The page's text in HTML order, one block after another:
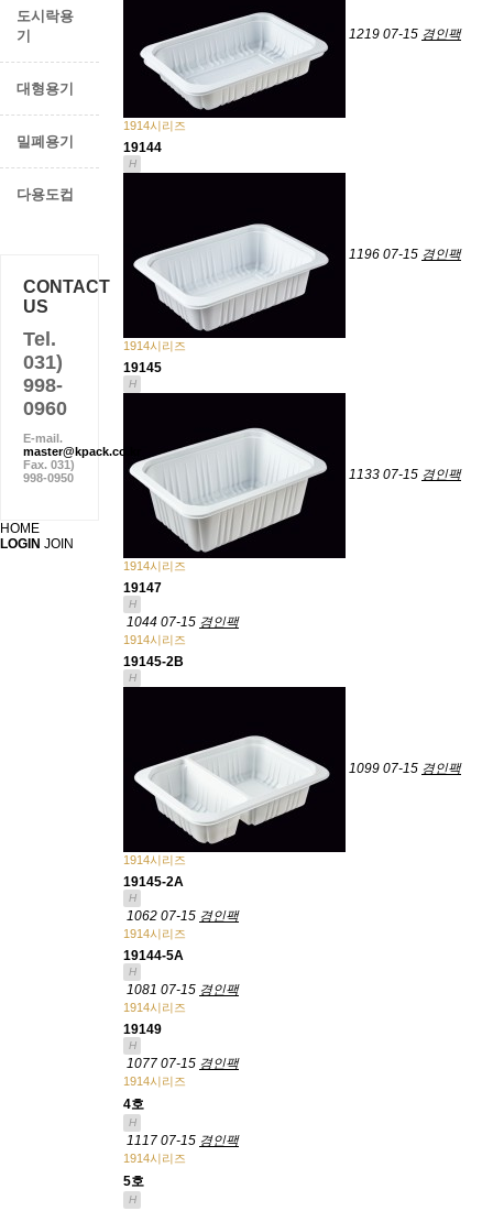
1219 07-15 경인팩
1914시리즈
19144
H
1196 07-15 경인팩
1914시리즈
19145
H
1133 07-15 경인팩
1914시리즈
19147
H
1044 07-15 경인팩
1914시리즈
19145-2B
H
1099 07-15 경인팩
1914시리즈
19145-2A
H
1062 07-15 경인팩
1914시리즈
19144-5A
H
1081 07-15 경인팩
1914시리즈
19149
H
1077 07-15 경인팩
1914시리즈
4호
H
1117 07-15 경인팩
1914시리즈
5호
H
도시락용
기
대형용기
밀폐용기
다용도컵
CONTACT
US
Tel.
031)
998-
0960
E-mail.
master@kpack.co.kr
Fax. 031)
998-0950
HOME
LOGIN JOIN